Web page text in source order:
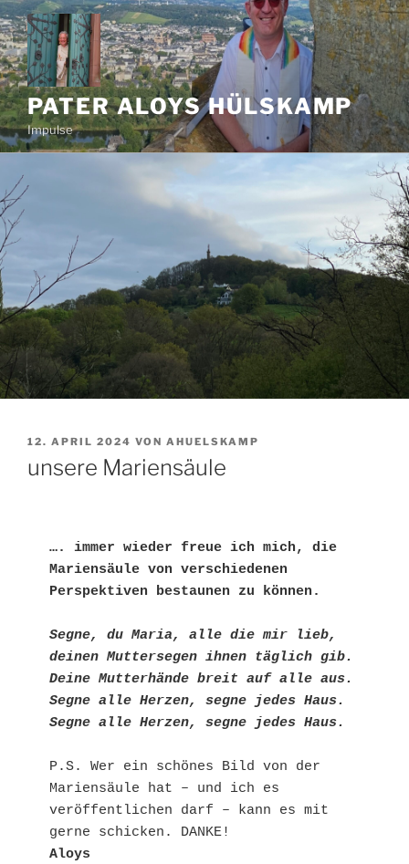
Zum
Inhalt
springen
PATER ALOYS HÜLSKAMP
Impulse
VERÖFFENTLICHT
12. APRIL 2024 VON AHUELSKAMP
unsere Mariensäule
…. immer wieder freue ich mich, die
Mariensäule von verschiedenen
Perspektiven bestaunen zu können.
Segne, du Maria, alle die mir lieb,
deinen Muttersegen ihnen täglich gib.
Deine Mutterhände breit auf alle aus.
Segne alle Herzen, segne jedes Haus.
Segne alle Herzen, segne jedes Haus.
P.S. Wer ein schönes Bild von der
Mariensäule hat – und ich es
veröffentlichen darf – kann es mit
gerne schicken. DANKE!
Aloys